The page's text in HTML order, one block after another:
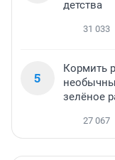
детства
31 033
5
Кормить
зелёное
27 067